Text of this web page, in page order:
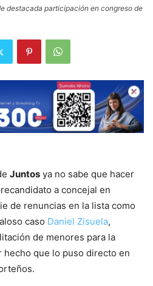
destacada participación en congreso de
Juntos ya no sabe que hacer
a concejal en
de renuncias en la lista como
caso Daniel Zisuela,
de menores para la
que lo puso directo en